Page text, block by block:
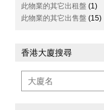
此物業的其它出租盤 (1)
此物業的其它出售盤 (15)
香港大廈搜尋